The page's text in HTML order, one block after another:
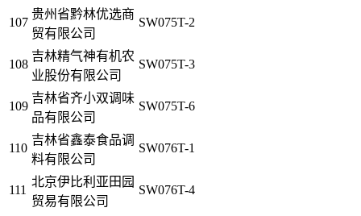
107
贵州省黔林优选商
贸有限公司
SW075T-2
108
吉林精气神有机农
业股份有限公司
SW075T-3
109
吉林省齐小双调味
品有限公司
SW075T-6
110
吉林省鑫泰食品调
料有限公司
SW076T-1
111
北京伊比利亚田园
贸易有限公司
SW076T-4